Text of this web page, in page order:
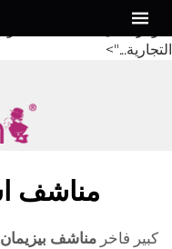
BusyMan
متوفرة الآن بكميات جملة،
التجارية...">
مناشف
كبير فاخر مناشف